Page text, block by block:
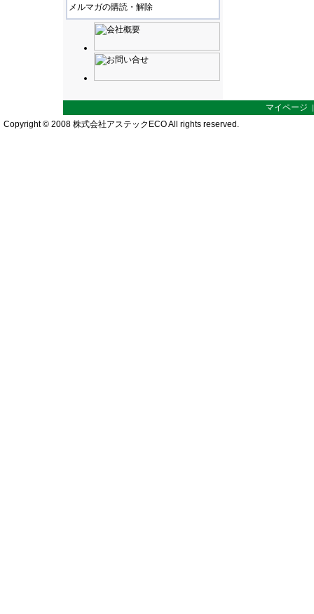
メルマガの購読・解除
マイページ
Copyright © 2008 株式会社アステックECO All rights reserved.